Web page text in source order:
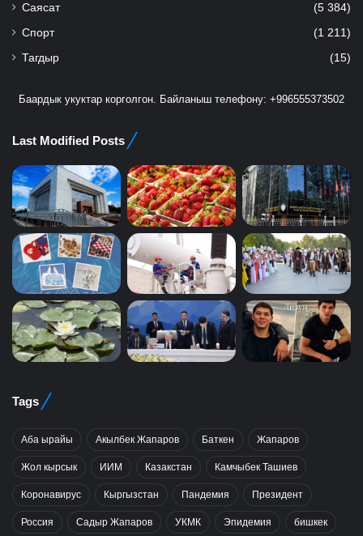
Саясат (5 384)
Спорт (1 211)
Тагдыр (15)
Баардык укуктар корголгон. Байланыш телефону: +996555373502
Last Modified Posts
Tags
Аба ырайы Акылбек Жапаров Баткен Жапаров
Жол кырсык ИИМ Казакстан Камчыбек Ташиев
Коронавирус Кыргызстан Пандемия Президент
Россия Садыр Жапаров УКМК Эпидемия бишкек